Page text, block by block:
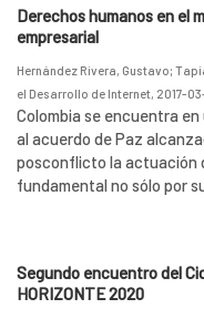
Derechos humanos en el
empresarial
Hernández Rivera, Gustavo;
el Desarrollo de Internet, 2017-
Colombia se encuentra
al acuerdo de Paz
posconflicto la actuación
fundamental no sólo por
Segundo encuentro del
HORIZONTE 2020